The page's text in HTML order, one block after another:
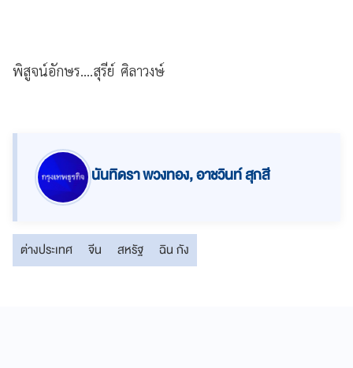
พิสูจน์อักษร....สุรีย์ ศิลาวงษ์
นันทิดรา พวงทอง, อาชวินท์ สุกสี
ต่างประเทศ จีน สหรัฐ ฉิน กัง